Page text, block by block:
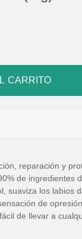
reparación y
de ingredientes
suaviza los labios
de
de llevar a